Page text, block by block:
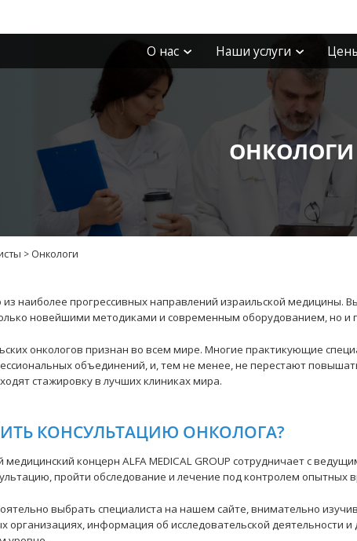
О нас Наши услуги
ОНКОЛОГИ
> Онкологи
наиболее прогрессивных направлений израильской медицины.
новейшими методиками и современным оборудованием, но и
онкологов признан во всем мире. Многие практикующие
объединений, и, тем не менее, не перестают
стажировку в лучших клиниках мира.
КОНСУЛЬТАЦИЮ ОНКОЛОГА?
концерн ALFA MEDICAL GROUP сотрудничает с
пройти обследование и лечение под контролем опытных
выбрать специалиста на нашем сайте, внимательно
организациях, информация об исследовательской деятельности